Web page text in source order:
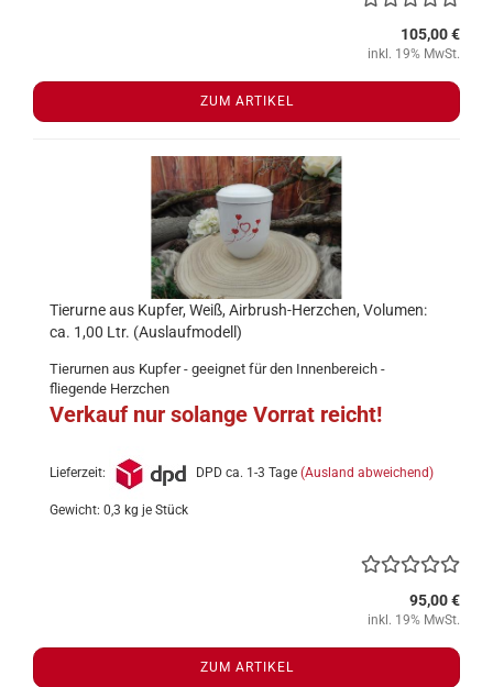
105,00 €
inkl. 19% MwSt.
ZUM ARTIKEL
Tierurne aus Kupfer, Weiß, Airbrush-Herzchen, Volumen:
ca. 1,00 Ltr. (Auslaufmodell)
Tierurnen aus Kupfer - geeignet für den Innenbereich -
fliegende Herzchen
Verkauf nur solange Vorrat reicht!
Lieferzeit: DPD ca. 1-3 Tage (Ausland abweichend)
Gewicht: 0,3 kg je Stück
95,00 €
inkl. 19% MwSt.
ZUM ARTIKEL